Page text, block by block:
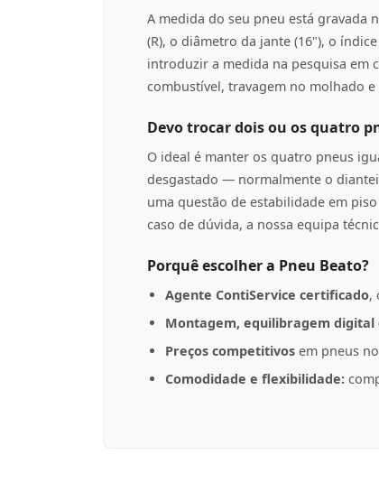
A medida do seu pneu está gravada
(R), o diâmetro da jante (16"), o
introduzir a medida na pesquisa em
combustível, travagem no molhado e
Devo trocar dois ou os quatro
O ideal é manter os quatro pneus
desgastado — normalmente o
uma questão de estabilidade em
caso de dúvida, a nossa equipa
Porquê escolher a Pneu Beato?
Agente ContiService certificado,
Montagem, equilibragem digital
Preços competitivos em pneus
Comodidade e flexibilidade: